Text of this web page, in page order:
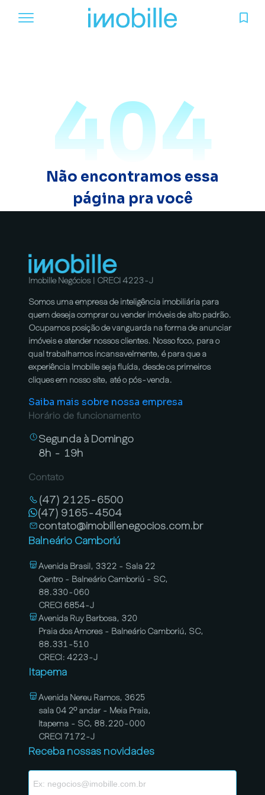
404
Não encontramos essa
página pra você
Imobille Negócios | CRECI 4223-J
Somos uma empresa de inteligência imobiliária para
quem deseja comprar ou vender imóveis de alto padrão.
Ocupamos posição de vanguarda na forma de anunciar
imóveis e atender nossos clientes. Nosso foco, para o
qual trabalhamos incansavelmente, é para que a
experiência Imobille seja fluída, desde os primeiros
cliques em nosso site, até o pós-venda.
Saiba mais sobre nossa empresa
Horário de funcionamento
Segunda à Domingo
8h - 19h
Contato
(47) 2125-6500
(47) 9165-4504
contato@imobillenegocios.com.br
Balneário Camboriú
Avenida Brasil, 3322 - Sala 22
Centro - Balneário Camboriú - SC,
88.330-060
CRECI 6854-J
Avenida Ruy Barbosa, 320
Praia dos Amores - Balneário Camboriú, SC,
88.331-510
CRECI: 4223-J
Itapema
Avenida Nereu Ramos, 3625
sala 04 2º andar - Meia Praia,
Itapema - SC, 88.220-000
CRECI 7172-J
Receba nossas novidades